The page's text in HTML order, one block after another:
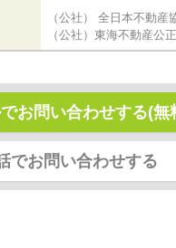
（公社） 全日本不動産
（公社）東海不動産公
お問い合わせする(無
でお問い合わせする